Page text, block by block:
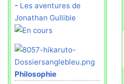
- Les aventures de
Jonathan Gullible
Philosophie